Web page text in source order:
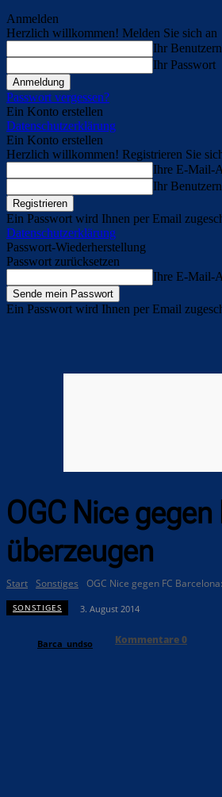
Anmelden
Herzlich willkommen! Melden Sie sich an
Ihr
Ihr Passwort
Passwort vergessen?
Ein Konto erstellen
Datenschutzerklärung
Ein Konto erstellen
Herzlich willkommen! Registrieren Sie
Ihre E-Mail-
Ihr
Ein Passwort wird Ihnen per Email
Datenschutzerklärung
Passwort-Wiederherstellung
Passwort zurücksetzen
Ihre E-Mail-
Ein Passwort wird Ihnen per Email
OGC Nice
überzeugen
Start Sonstiges OGC Nice gegen FC
SONSTIGES 3. August 2014
Barca_undso Kommentare0